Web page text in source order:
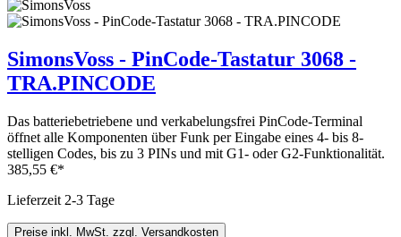
SimonsVoss - PinCode-Tastatur 3068 -
TRA.PINCODE
Das batteriebetriebene und verkabelungsfrei PinCode-Terminal
öffnet alle Komponenten über Funk per Eingabe eines 4- bis 8-
stelligen Codes, bis zu 3 PINs und mit G1- oder G2-Funktionalität.
385,55 €*
Lieferzeit 2-3 Tage
Preise inkl. MwSt. zzgl. Versandkosten